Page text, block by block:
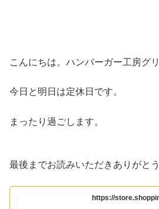
こんにちは。ハンバーガー工房グ
今日と明日は定休日です。
まったり過ごします。
最後までお読みいただきありがと
https://